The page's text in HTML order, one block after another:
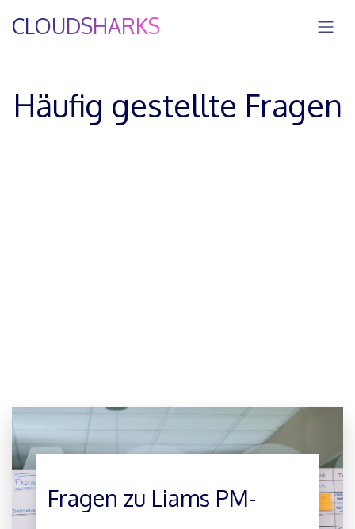
CLOUDSHARKS
Häufig gestellte Fragen
Fragen zu Liams PM-